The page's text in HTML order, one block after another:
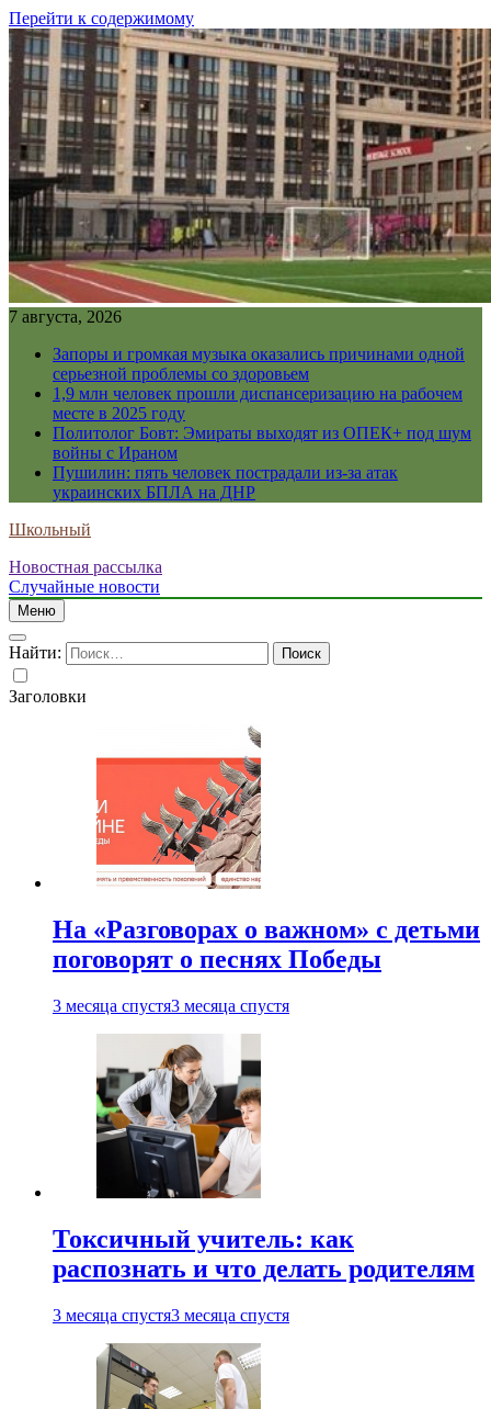
Перейти к содержимому
7 августа, 2026
Запоры и громкая музыка оказались причинами одной
серьезной проблемы со здоровьем
1,9 млн человек прошли диспансеризацию на рабочем
месте в 2025 году
Политолог Бовт: Эмираты выходят из ОПЕК+ под шум
войны с Ираном
Пушилин: пять человек пострадали из-за атак
украинских БПЛА на ДНР
Школьный
Новостная рассылка
Случайные новости
Меню
Найти:
Заголовки
На «Разговорах о важном» с детьми
поговорят о песнях Победы
3 месяца спустя3 месяца спустя
Токсичный учитель: как
распознать и что делать родителям
3 месяца спустя3 месяца спустя